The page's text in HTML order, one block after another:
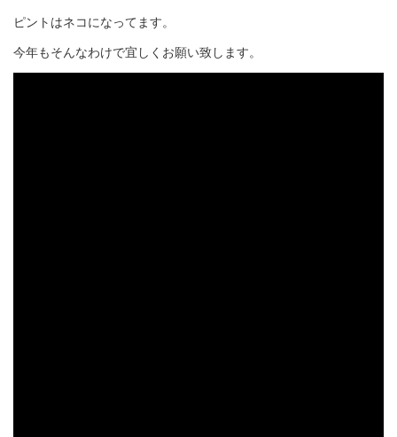
ピントはネコになってます。
今年もそんなわけで宜しくお願い致します。